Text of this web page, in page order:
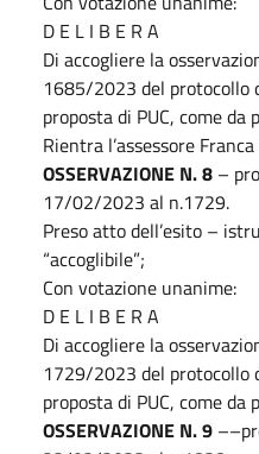
D E L I B E R A
Di accogliere la
1685/2023 del protocollo
proposta di PUC, come
Rientra l’assessore
OSSERVAZIONE N. 8 –
17/02/2023 al n.1729.
Preso atto dell’esito –
“accoglibile”;
Con votazione unanime:
D E L I B E R A
Di accogliere la
1729/2023 del protocollo
proposta di PUC, come
OSSERVAZIONE N. 9